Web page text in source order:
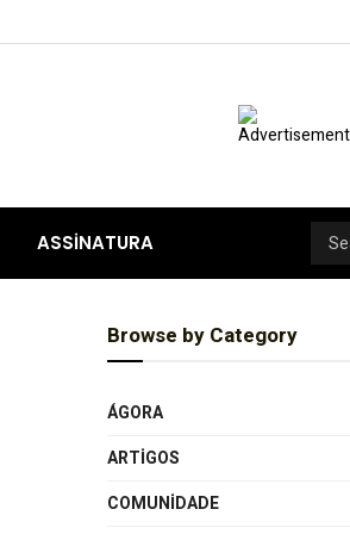
ASSINATURA
Browse by Category
ÁGORA
ARTIGOS
COMUNIDADE